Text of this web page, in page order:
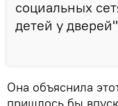
социальных
детей у
Она объяснила
пришлось бы